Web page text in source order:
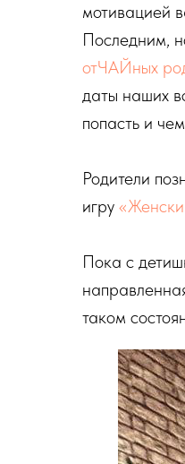
мотивацией
Последним,
отЧАЙных
даты наших
попасть и
Родители
игру
Пока с
таком